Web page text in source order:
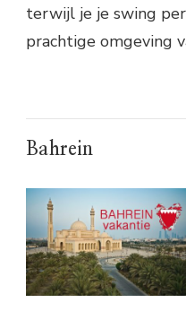
terwijl je je swing
prachtige omgeving
Bahrein